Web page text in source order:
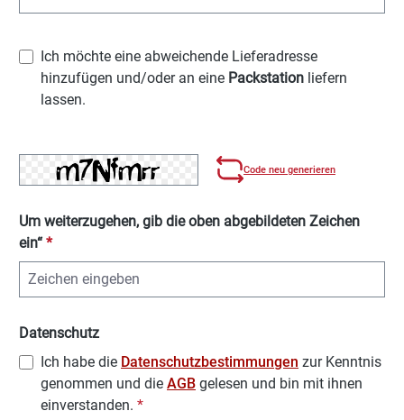
Ich möchte eine abweichende Lieferadresse
hinzufügen und/oder an eine Packstation liefern
lassen.
Code neu generieren
Um weiterzugehen, gib die oben abgebildeten Zeichen
ein“ *
Datenschutz
Ich habe die Datenschutzbestimmungen zur Kenntnis
genommen und die AGB gelesen und bin mit ihnen
einverstanden. *